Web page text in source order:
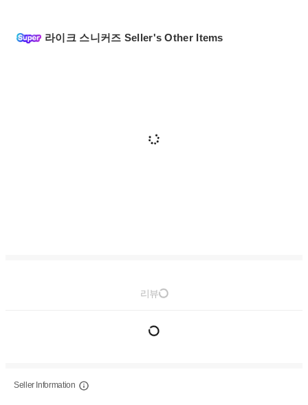
라이크 스니커즈 Seller's Other Items
리뷰
Seller Information